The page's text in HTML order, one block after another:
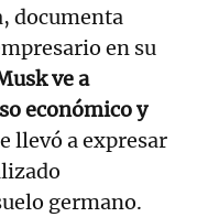
documenta
en su
ve a
económico y
llevó a expresar
germano.